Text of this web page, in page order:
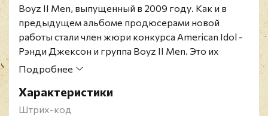
Boyz II Men, выпущенный в 2009 году. Как и в
предыдущем альбоме продюсерами новой
работы стали член жюри конкурса American Idol -
Рэнди Джексон и группа Boyz II Men. Это их
третий по счету кавер-альбом после "Throwback,
изданных в 2004 и 2007 году соответственно.
Альбом состоит из популярных песен о любви
Подробнее
Характеристики
Штрих-код